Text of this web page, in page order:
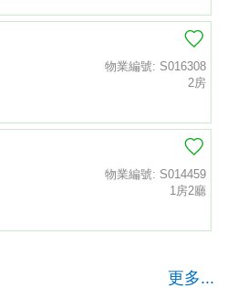
物業編號: S016308
2房
物業編號: S014459
1房2廳
更多...